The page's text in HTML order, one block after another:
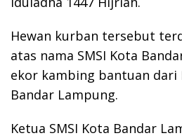
Hewan kurban tersebut
atas nama SMSI Kota
ekor kambing bantuan dari
Bandar Lampung.
Ketua SMSI Kota Bandar